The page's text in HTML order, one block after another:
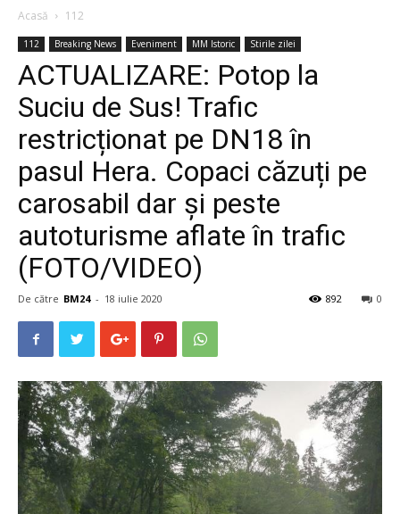
Acasă 112
112 Breaking News Eveniment MM Istoric Stirile zilei
ACTUALIZARE: Potop la
Suciu de Sus! Trafic
restricționat pe DN18 în
pasul Hera. Copaci căzuți pe
carosabil dar și peste
autoturisme aflate în trafic
(FOTO/VIDEO)
De către BM24 - 18 iulie 2020 0
892